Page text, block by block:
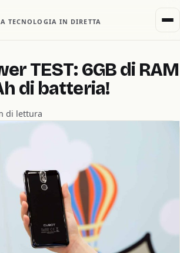
TECNOLOGIA IN DIRETTA
TEST: 6GB di RAM
di batteria!
di lettura